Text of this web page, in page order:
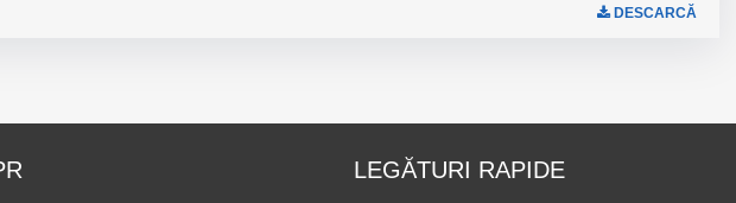
DESCARCĂ
LEGĂTURI RAPIDE